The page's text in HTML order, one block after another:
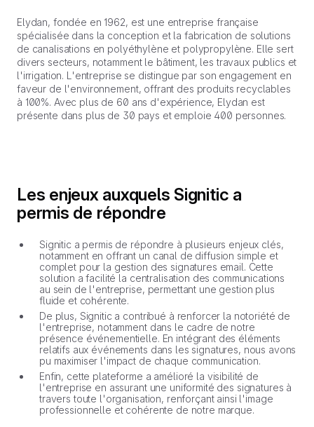
Elydan, fondée en 1962, est une entreprise française
spécialisée dans la conception et la fabrication de solutions
de canalisations en polyéthylène et polypropylène. Elle sert
divers secteurs, notamment le bâtiment, les travaux publics et
l'irrigation. L'entreprise se distingue par son engagement en
faveur de l'environnement, offrant des produits recyclables
à 100%. Avec plus de 60 ans d'expérience, Elydan est
présente dans plus de 30 pays et emploie 400 personnes.
Les enjeux auxquels Signitic a
permis de répondre
Signitic a permis de répondre à plusieurs enjeux clés,
notamment en offrant un canal de diffusion simple et
complet pour la gestion des signatures email. Cette
solution a facilité la centralisation des communications
au sein de l'entreprise, permettant une gestion plus
fluide et cohérente.
De plus, Signitic a contribué à renforcer la notoriété de
l'entreprise, notamment dans le cadre de notre
présence événementielle. En intégrant des éléments
relatifs aux événements dans les signatures, nous avons
pu maximiser l'impact de chaque communication.
Enfin, cette plateforme a amélioré la visibilité de
l'entreprise en assurant une uniformité des signatures à
travers toute l'organisation, renforçant ainsi l'image
professionnelle et cohérente de notre marque.